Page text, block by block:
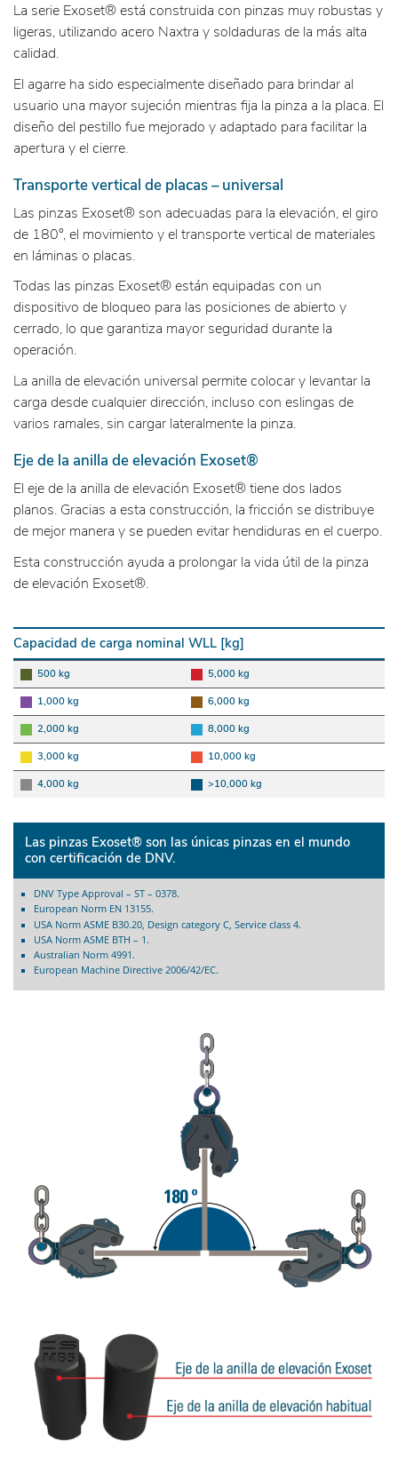
La serie Exoset® está construida con pinzas muy robustas y
ligeras, utilizando acero Naxtra y soldaduras de la más alta
calidad.
El agarre ha sido especialmente diseñado para brindar al
usuario una mayor sujeción mientras fija la pinza a la placa. El
diseño del pestillo fue mejorado y adaptado para facilitar la
apertura y el cierre.
Transporte vertical de placas – universal
Las pinzas Exoset® son adecuadas para la elevación, el giro
de 180°, el movimiento y el transporte vertical de materiales
en láminas o placas.
Todas las pinzas Exoset® están equipadas con un
dispositivo de bloqueo para las posiciones de abierto y
cerrado, lo que garantiza mayor seguridad durante la
operación.
La anilla de elevación universal permite colocar y levantar la
carga desde cualquier dirección, incluso con eslingas de
varios ramales, sin cargar lateralmente la pinza.
Eje de la anilla de elevación Exoset®
El eje de la anilla de elevación Exoset® tiene dos lados
planos. Gracias a esta construcción, la fricción se distribuye
de mejor manera y se pueden evitar hendiduras en el cuerpo.
Esta construcción ayuda a prolongar la vida útil de la pinza
de elevación Exoset®.
Capacidad de carga nominal WLL [kg]
500 kg 5,000 kg
1,000 kg 6,000 kg
2,000 kg 8,000 kg
3,000 kg 10,000 kg
4,000 kg >10,000 kg
Las pinzas Exoset® son las únicas pinzas en el mundo
con certificación de DNV.
DNV Type Approval – ST – 0378.
European Norm EN 13155.
USA Norm ASME B30.20, Design category C, Service class 4.
USA Norm ASME BTH – 1.
Australian Norm 4991.
European Machine Directive 2006/42/EC.